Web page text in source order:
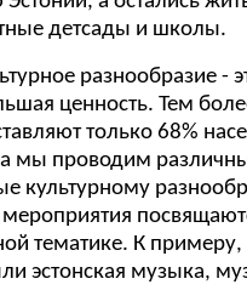
детсады и школы.
разнообразие -
ценность. Тем
только 68%
мы проводим
культурному
тематике. К
эстонская музыка,